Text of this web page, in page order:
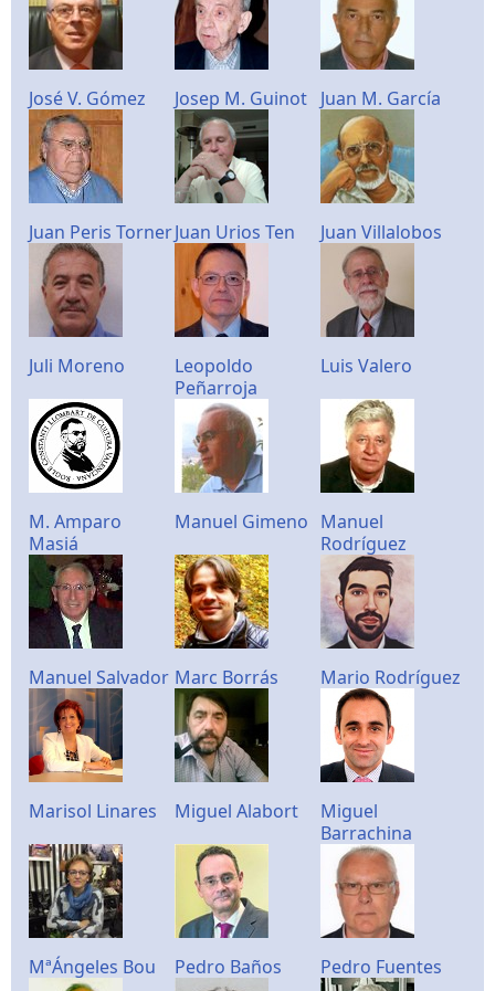
José V. Gómez Josep M. Guinot Juan M. García
Juan Peris TornerJuan Urios Ten Juan Villalobos
Juli Moreno
Leopoldo
Peñarroja
Luis Valero
M. Amparo
Masiá
Manuel Gimeno Manuel
Rodríguez
Manuel Salvador Marc Borrás Mario Rodríguez
Marisol Linares Miguel Alabort
Miguel
Barrachina
MªÁngeles Bou Pedro Baños Pedro Fuentes